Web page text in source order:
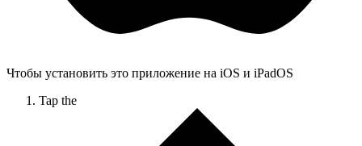
Чтобы установить это приложение на iOS и iPadOS
Tap the